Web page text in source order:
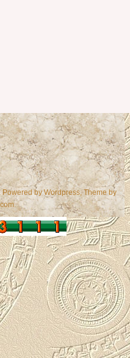
Powered byWordpress, Theme by
.